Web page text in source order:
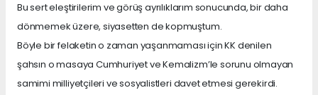
Bu sert eleştirilerim ve görüş ayrılıklarım sonucunda, bir daha
dönmemek üzere, siyasetten de kopmuştum.
Böyle bir felaketin o zaman yaşanmaması için KK denilen
şahsın o masaya Cumhuriyet ve Kemalizm’le sorunu olmayan
samimi milliyetçileri ve sosyalistleri davet etmesi gerekirdi.